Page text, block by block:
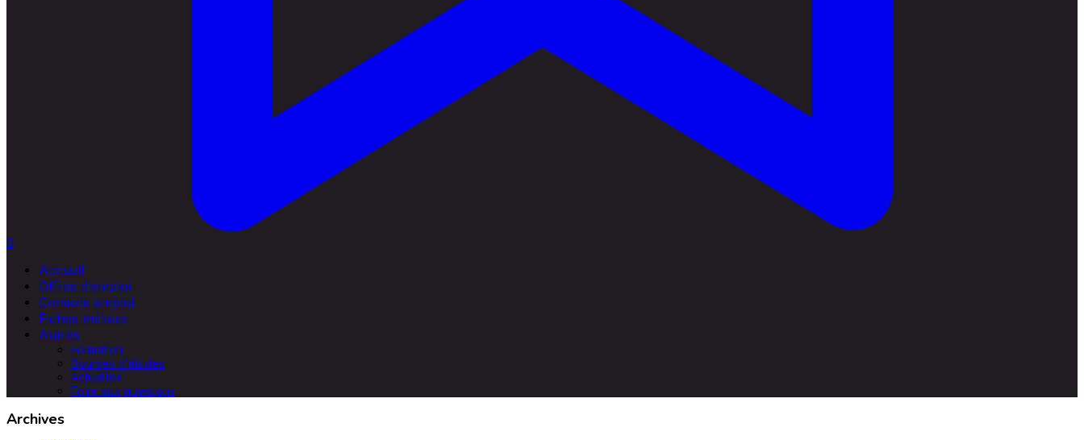
0
Accueil
Offres d’emploi
Conseils emploi
Fiches métiers
Autres
Formation
Bourses d’études
Actualités
Foire aux questions
Archives